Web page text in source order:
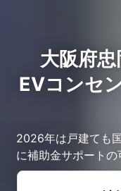
大阪府
EVコンセ
2026年は戸建ても
に補助金サポート